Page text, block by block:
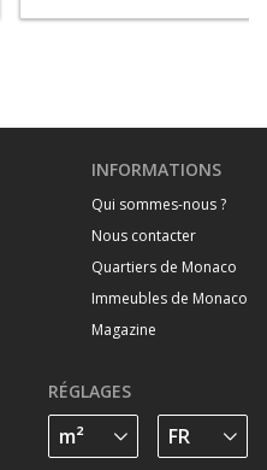
INFORMATIONS
Qui sommes-nous ?
Nous contacter
Quartiers de Monaco
Immeubles de Monaco
Magazine
RÉGLAGES